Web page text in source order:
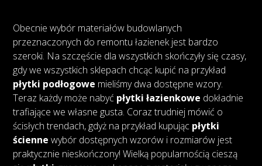
Obecnie wybór materiałów budowlanych
przeznaczonych do remontu łazienek jest bardzo
szeroki. Na szczęście dla wszystkich skończyły się czasy,
gdy we wszystkich sklepach chcąc kupić na przykład
płytki podłogowe mieliśmy dwa dostępne wzory.
Teraz każdy może nabyć płytki łazienkowe dokładnie
trafiające we własne gusta. Coraz trudniej mówić o
ścisłych trendach, gdyż na przykład kupując płytki
ścienne wybór dostępnych wzorów i rozmiarów jest
praktycznie nieskończony! Wielką popularnością cieszą